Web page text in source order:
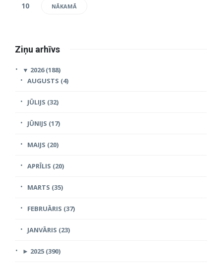
10 NĀKAMĀ
Ziņu arhīvs
▼ 2026 (188)
AUGUSTS (4)
JŪLIJS (32)
JŪNIJS (17)
MAIJS (20)
APRĪLIS (20)
MARTS (35)
FEBRUĀRIS (37)
JANVĀRIS (23)
► 2025 (390)